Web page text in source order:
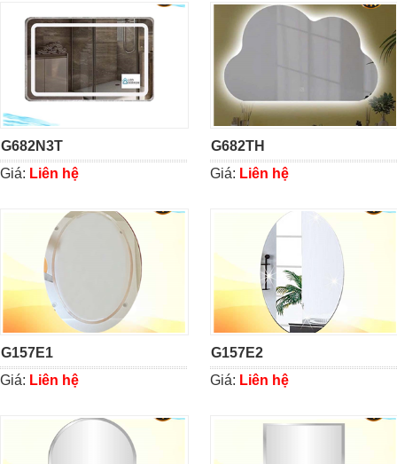
G682N3T
Giá: Liên hệ
G682TH
Giá: Liên hệ
G157E1
Giá: Liên hệ
G157E2
Giá: Liên hệ